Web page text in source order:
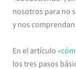
nosotros para no
y nos comprendan.
En el artículo
los tres pasos